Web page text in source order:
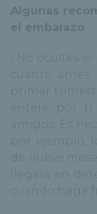
Algunas
el embarazo
• No ocultes
cuanto
primer
entere por
amigos. Es
por ejemplo,
de nueve
llegará en
cuando haga